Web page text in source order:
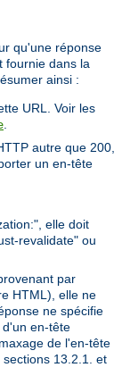
qu'une réponse
fournie dans la
ainsi :
URL. Voir les
.
autre que 200,
un en-tête
elle doit
revalidate" ou
par
HTML), elle ne
ne spécifie
en-tête
de l'en-tête
13.2.1. et